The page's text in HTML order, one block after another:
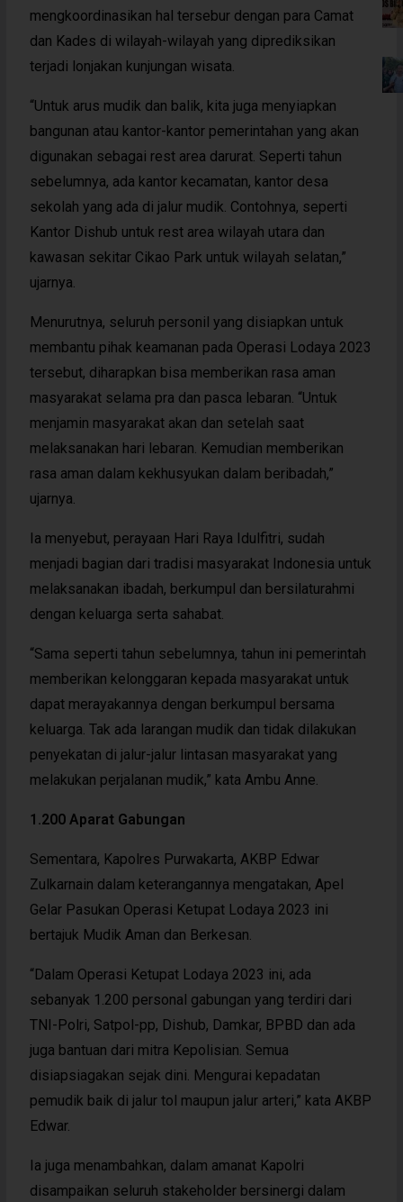
mengkoordinasikan hal tersebur dengan para Camat
dan Kades di wilayah-wilayah yang diprediksikan
terjadi lonjakan kunjungan wisata.
“Untuk arus mudik dan balik, kita juga menyiapkan
bangunan atau kantor-kantor pemerintahan yang akan
digunakan sebagai rest area darurat. Seperti tahun
sebelumnya, ada kantor kecamatan, kantor desa
sekolah yang ada di jalur mudik. Contohnya, seperti
Kantor Dishub untuk rest area wilayah utara dan
kawasan sekitar Cikao Park untuk wilayah selatan,”
ujarnya.
Menurutnya, seluruh personil yang disiapkan untuk
membantu pihak keamanan pada Operasi Lodaya 2023
tersebut, diharapkan bisa memberikan rasa aman
masyarakat selama pra dan pasca lebaran. “Untuk
menjamin masyarakat akan dan setelah saat
melaksanakan hari lebaran. Kemudian memberikan
rasa aman dalam kekhusyukan dalam beribadah,”
ujarnya.
Ia menyebut, perayaan Hari Raya Idulfitri, sudah
menjadi bagian dari tradisi masyarakat Indonesia untuk
melaksanakan ibadah, berkumpul dan bersilaturahmi
dengan keluarga serta sahabat.
“Sama seperti tahun sebelumnya, tahun ini pemerintah
memberikan kelonggaran kepada masyarakat untuk
dapat merayakannya dengan berkumpul bersama
keluarga. Tak ada larangan mudik dan tidak dilakukan
penyekatan di jalur-jalur lintasan masyarakat yang
melakukan perjalanan mudik,” kata Ambu Anne.
1.200 Aparat Gabungan
Sementara, Kapolres Purwakarta, AKBP Edwar
Zulkarnain dalam keterangannya mengatakan, Apel
Gelar Pasukan Operasi Ketupat Lodaya 2023 ini
bertajuk Mudik Aman dan Berkesan.
“Dalam Operasi Ketupat Lodaya 2023 ini, ada
sebanyak 1.200 personal gabungan yang terdiri dari
TNI-Polri, Satpol-pp, Dishub, Damkar, BPBD dan ada
juga bantuan dari mitra Kepolisian. Semua
disiapsiagakan sejak dini. Mengurai kepadatan
pemudik baik di jalur tol maupun jalur arteri,” kata AKBP
Edwar.
Ia juga menambahkan, dalam amanat Kapolri
disampaikan seluruh stakeholder bersinergi dalam